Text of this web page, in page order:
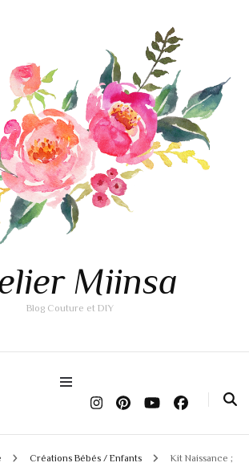
Miinsa
Blog Couture et DIY
Créations Bébés / Enfants Kit Naissance ;